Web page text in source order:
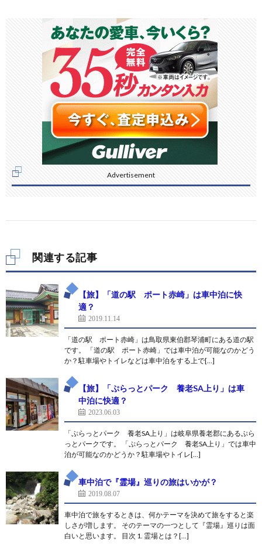
Advertisement
関連する記事
【旅】「道の駅 ポート赤崎」は車中泊に快
適？
2019.11.14
「道の駅 ポート赤崎」は鳥取県東伯郡琴浦町にある道の駅
です。 「道の駅 ポート赤崎」では車中泊が可能なのかどう
か？駐車場やトイレなどは車中泊をする上で[…]
【旅】「ぷらっとパーク 養老SA上り」は車
中泊に快適？
2023.06.03
「ぷらっとパーク 養老SA上り」は岐阜県養老郡にあるぷら
っとパークです。 「ぷらっとパーク 養老SA上り」では車中
泊が可能なのかどうか？駐車場やトイレ[…]
車中泊で『霊場』巡りの旅はいかが？
2019.08.07
車中泊で旅をするときは、何かテーマを決めて旅をすると楽
しさが増します。 そのテーマの一つとして『霊場』巡りは面
白いと思います。 目次 1. 霊場とは？[…]